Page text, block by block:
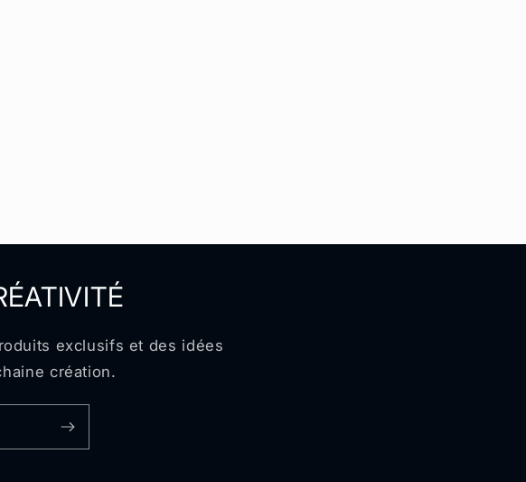
exclusifs et des idées
création.